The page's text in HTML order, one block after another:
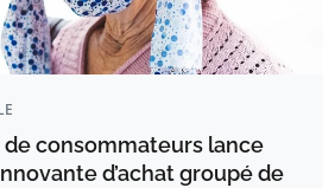
de consommateurs lance
d’achat groupé de